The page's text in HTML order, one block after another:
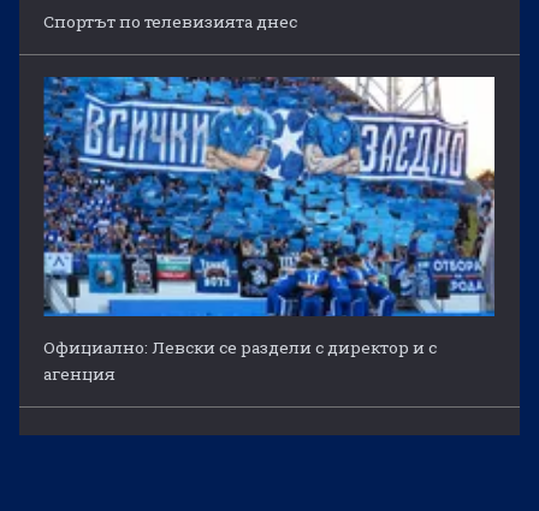
Спортът по телевизията днес
Официално: Левски се раздели с директор и с
агенция